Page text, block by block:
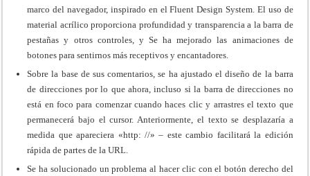
marco del navegador, inspirado en el Fluent Design System. El uso de
material acrílico proporciona profundidad y transparencia a la barra de
pestañas y otros controles, y Se ha mejorado las animaciones de
botones para sentirnos más receptivos y encantadores.
Sobre la base de sus comentarios, se ha ajustado el diseño de la barra
de direcciones por lo que ahora, incluso si la barra de direcciones no
está en foco para comenzar cuando haces clic y arrastres el texto que
permanecerá bajo el cursor. Anteriormente, el texto se desplazaría a
medida que apareciera «http: //» – este cambio facilitará la edición
rápida de partes de la URL.
Se ha solucionado un problema al hacer clic con el botón derecho del